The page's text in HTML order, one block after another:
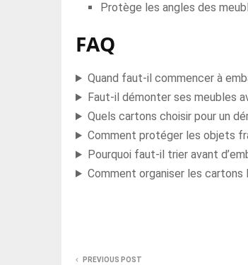
Protège les angles des
FAQ
Quand faut-il commencer à
Faut-il démonter ses meubles
Quels cartons choisir pour un
Comment protéger les objets
Pourquoi faut-il trier avant
Comment organiser les cartons
PREVIOUS POST